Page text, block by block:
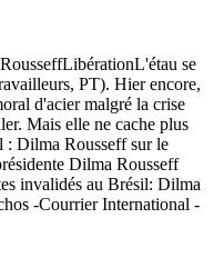
se
PT). Hier encore,
d'acier malgré la crise
Mais elle ne cache plus
: Dilma Rousseff sur le
Dilma Rousseff
invalidés au Brésil: Dilma
-Courrier International -